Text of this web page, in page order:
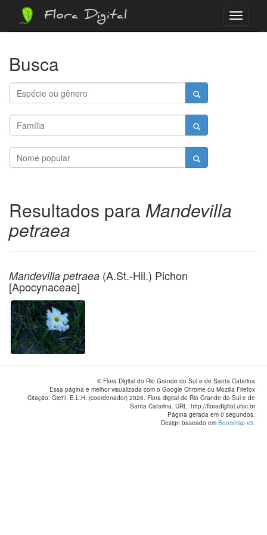
Menu
Flora Digital
Busca
Resultados para Mandevilla
petraea
Mandevilla petraea (A.St.-Hil.) Pichon
[Apocynaceae]
© Flora Digital do Rio Grande do Sul e de Santa Catarina
Essa página é melhor visualizada com o Google Chrome ou Mozilla Firefox
Citação: Giehl, E.L.H. (coordenador) 2026. Flora digital do Rio Grande do Sul e de
Santa Catarina. URL: http://floradigital.ufsc.br
Página gerada em 0 segundos.
Design baseado em Bootstrap v3